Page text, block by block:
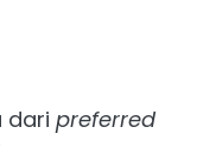
dari preferred